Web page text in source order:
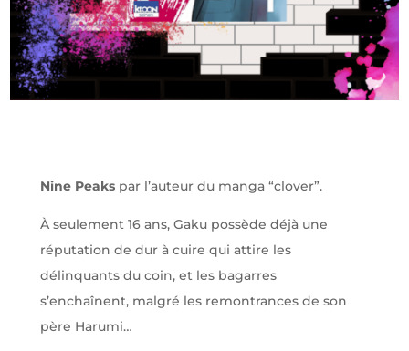
Nine Peaks par l’auteur du manga “clover”.
À seulement 16 ans, Gaku possède déjà une
réputation de dur à cuire qui attire les
délinquants du coin, et les bagarres
s’enchaînent, malgré les remontrances de son
père Harumi…